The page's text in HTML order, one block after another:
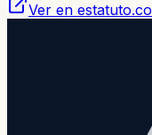
Ver en estatuto.co